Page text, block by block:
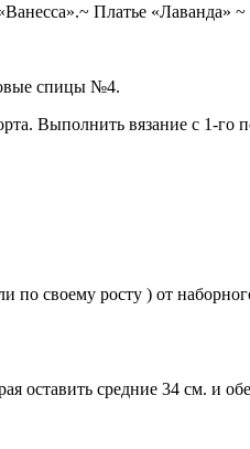
Платье «Лаванда» ~
спицы №4.
Выполнить вязание с 1-го
своему росту ) от
оставить средние 34 см. и